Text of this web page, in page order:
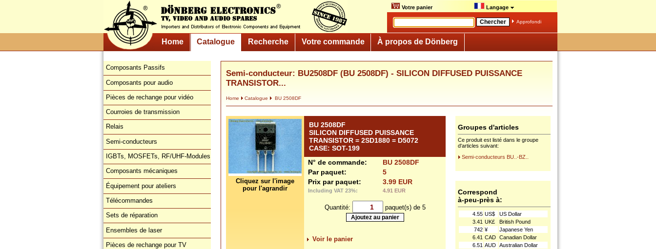
Votre panier Langage
Approfondi
Home Catalogue Recherche Votre commande À propos de Dönberg
Composants Passifs
Composants pour audio
Pièces de rechange pour vidéo
Courroies de transmission
Relais
Semi-conducteurs
IGBTs, MOSFETs, RF/UHF-Modules
Composants mécaniques
Équipement pour ateliers
Télécommandes
Sets de réparation
Ensembles de laser
Pièces de rechange pour TV
Semi-conducteur: BU2508DF (BU 2508DF) - SILICON DIFFUSED PUISSANCE
TRANSISTOR...
Home Catalogue BU 2508DF
Cliquez sur l'image
pour l'agrandir
BU 2508DF
SILICON DIFFUSED PUISSANCE
TRANSISTOR = 2SD1880 = D5072
CASE: SOT-199
N° de commande:
BU 2508DF
Par paquet:
5
Prix par paquet:
3.99 EUR
Including VAT 23%: 4.91 EUR
Quantité: paquet(s) de 5
Voir le panier
Groupes d'articles
Ce produit est listé dans le groupe
d'articles suivant:
Semi-conducteurs BU..-BZ..
Correspond
à-peu-près à:
4.55 US$
US Dollar
3.41 UK£
British Pound
742 ¥
Japanese Yen
6.41 CAD Canadian Dollar
6.51 AUD Australian Dollar